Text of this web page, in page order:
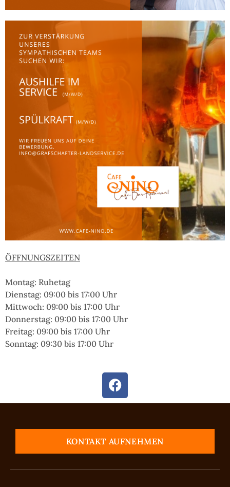
ÖFFNUNGSZEITEN
Montag: Ruhetag
Dienstag: 09:00 bis 17:00 Uhr
Mittwoch: 09:00 bis 17:00 Uhr
Donnerstag: 09:00 bis 17:00 Uhr
Freitag: 09:00 bis 17:00 Uhr
Sonntag: 09:30 bis 17:00 Uhr
KONTAKT AUFNEHMEN